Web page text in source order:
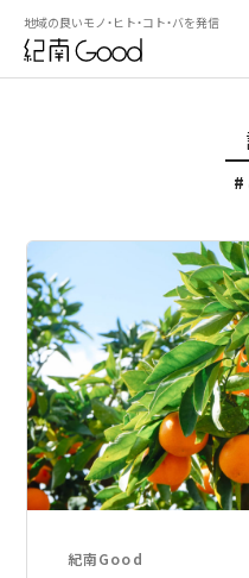
地域の良いモノ・ヒト・コト・バを発信
紀南Good